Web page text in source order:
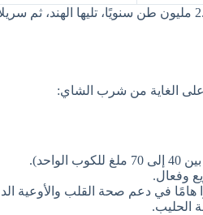
تحتل الصين المرتبة الأولى عالميًا في إنتاج الشاي بكميات تتجاوز 2.4 مليون طن سنويًا، تليها
على الغاية من شرب الشاي:
وفعال.
في دعم صحة القلب والأوعية
الحليب.